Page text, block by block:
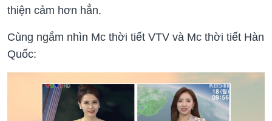
thiện cảm hơn hẳn.
Cùng ngắm nhìn Mc thời tiết VTV và Mc thời tiết Hàn
Quốc: